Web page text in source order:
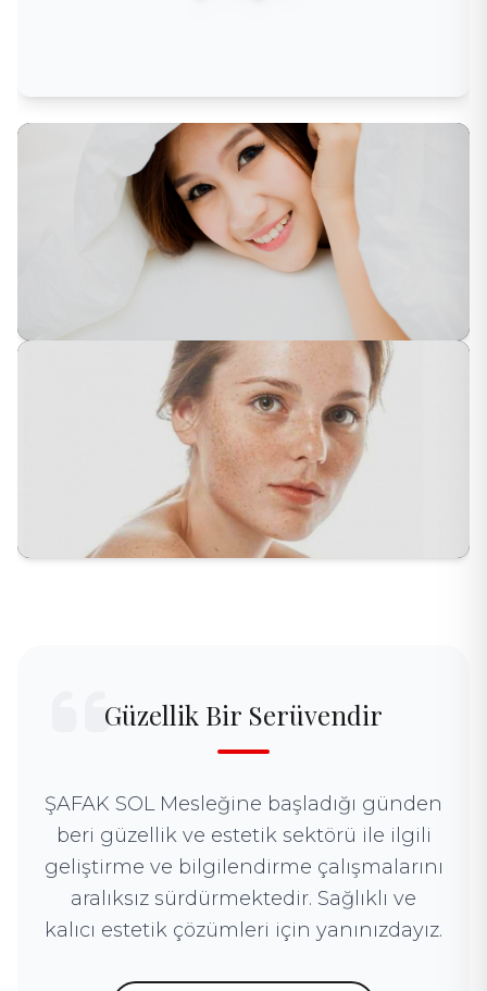
Güzellik Bir Serüvendir
ŞAFAK SOL Mesleğine başladığı günden
beri güzellik ve estetik sektörü ile ilgili
geliştirme ve bilgilendirme çalışmalarını
aralıksız sürdürmektedir. Sağlıklı ve
kalıcı estetik çözümleri için yanınızdayız.